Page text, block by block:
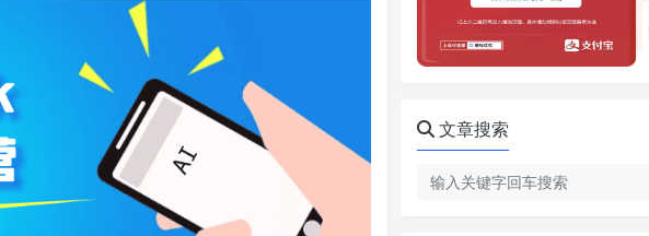
文章搜索